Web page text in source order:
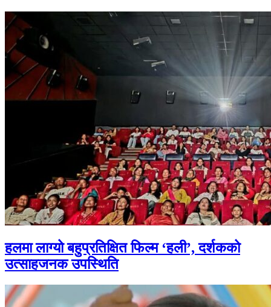
हलमा लाग्यो बहुप्रतिक्षित फिल्म ‘हली’, दर्शकको
उत्साहजनक उपस्थिति